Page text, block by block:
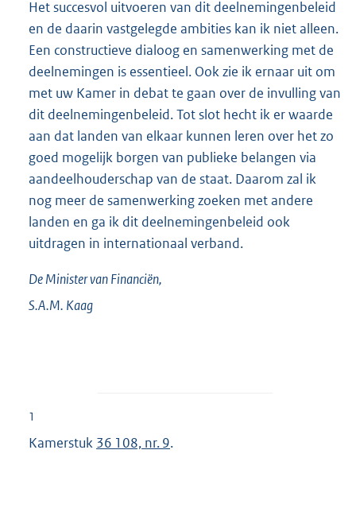
Het succesvol uitvoeren van dit deelnemingenbeleid
en de daarin vastgelegde ambities kan ik niet alleen.
Een constructieve dialoog en samenwerking met de
deelnemingen is essentieel. Ook zie ik ernaar uit om
met uw Kamer in debat te gaan over de invulling van
dit deelnemingenbeleid. Tot slot hecht ik er waarde
aan dat landen van elkaar kunnen leren over het zo
goed mogelijk borgen van publieke belangen via
aandeelhouderschap van de staat. Daarom zal ik
nog meer de samenwerking zoeken met andere
landen en ga ik dit deelnemingenbeleid ook
uitdragen in internationaal verband.
De Minister van Financiën,
S.A.M. Kaag
1
Kamerstuk 36 108, nr. 9.